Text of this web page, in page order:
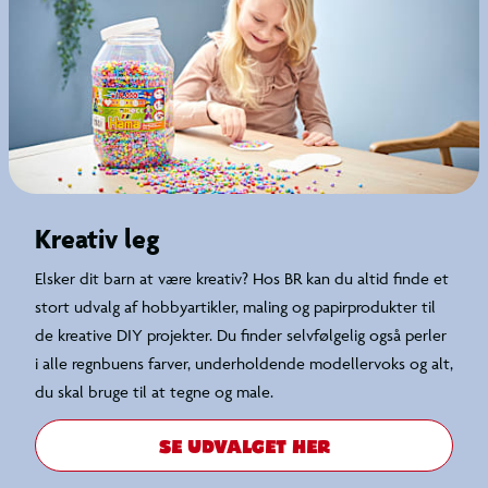
Kreativ leg
Elsker dit barn at være kreativ? Hos BR kan du altid finde et
stort udvalg af hobbyartikler, maling og papirprodukter til
de kreative DIY projekter. Du finder selvfølgelig også perler
i alle regnbuens farver, underholdende modellervoks og alt,
du skal bruge til at tegne og male.
SE UDVALGET HER